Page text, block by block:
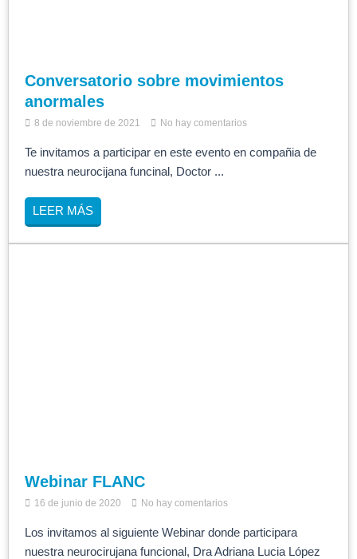
Conversatorio sobre movimientos
anormales
8 de noviembre de 2021 No hay comentarios
Te invitamos a participar en este evento en compañia de
nuestra neurocijana funcinal, Doctor ...
LEER MÁS
Webinar FLANC
16 de junio de 2020 No hay comentarios
Los invitamos al siguiente Webinar donde participara
nuestra neurocirujana funcional, Dra Adriana Lucia López